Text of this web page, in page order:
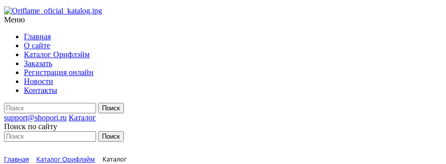
Меню
Главная
О сайте
Каталог Орифлэйм
Заказать
Регистрация онлайн
Новости
Контакты
support@shopori.ru Каталог
Поиск по сайту
Главная Каталог Орифлэйм Каталог